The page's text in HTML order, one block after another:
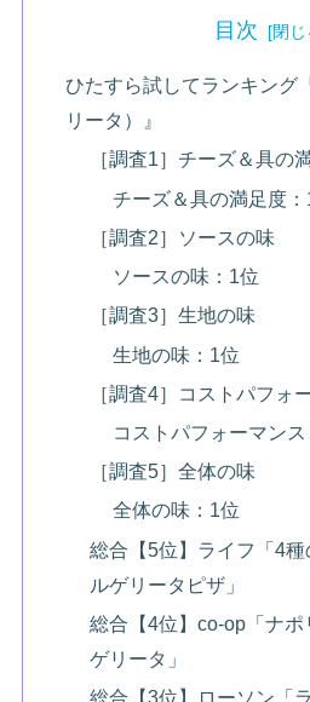
目次
ひたすら試してランキング
リータ）』
［調査1］チーズ＆具の
チーズ＆具の満足度：
［調査2］ソースの味
ソースの味：1位
［調査3］生地の味
生地の味：1位
［調査4］コストパフォ
コストパフォーマン
［調査5］全体の味
全体の味：1位
総合【5位】ライフ「4
ルゲリータピザ」
総合【4位】co-op「ナ
ゲリータ」
総合【3位】ローソン「